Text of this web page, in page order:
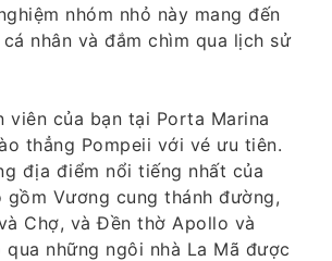
nhóm nhỏ này mang đến
nhân và đắm chìm qua lịch sử
viên của bạn tại Porta Marina
thẳng Pompeii với vé ưu tiên.
địa điểm nổi tiếng nhất của
gồm Vương cung thánh đường,
Chợ, và Đền thờ Apollo và
qua những ngôi nhà La Mã được